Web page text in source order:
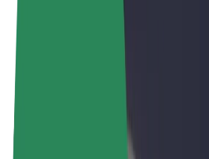
Biznesiniz üçün